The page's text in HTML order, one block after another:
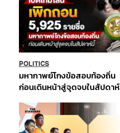
POLITICS
มหากาพย์โกงข้อสอบท้องถิ่น
ก่อนเดินหน้าสู่จุดจบในสัปดาห์